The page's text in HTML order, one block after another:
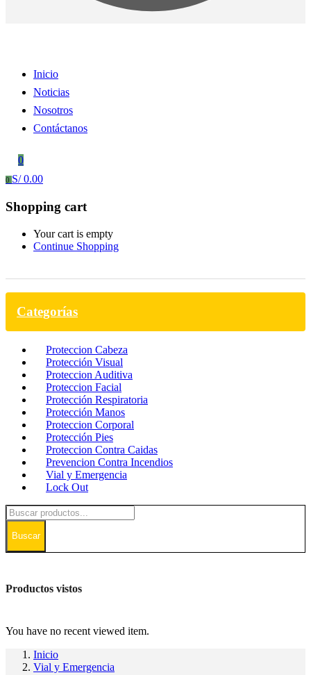
Inicio
Noticias
Nosotros
Contáctanos
0
0 S/0.00
Shopping cart
Your cart is empty
Continue Shopping
Categorías
Proteccion Cabeza
Protección Visual
Proteccion Auditiva
Proteccion Facial
Protección Respiratoria
Protección Manos
Proteccion Corporal
Protección Pies
Proteccion Contra Caidas
Prevencion Contra Incendios
Vial y Emergencia
Lock Out
Buscar
Productos vistos
You have no recent viewed item.
Inicio
Vial y Emergencia